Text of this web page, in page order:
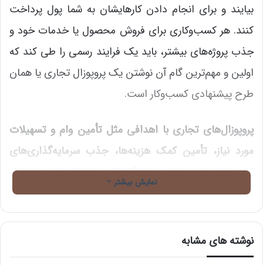
بیایند و برای انجام دادن کارهایشان به شما پول پرداخت
کنند. هر کسب‌وکاری برای فروش محصول یا خدمات خود و
جذب پروژه‌های بیشتر، باید یک فرایند رسمی را طی کند که
اولین و مهم‌ترین گام آن نوشتن یک پروپوزال تجاری یا همان
طرح پیشنهادی کسب‌وکار است.
پروپوزال‌های تجاری با اهدافی مثل تأمین وام و تسهیلات
مورد نیاز، تأمین کمک هزینه‌ها، جذب سرمایه‌گذاری‌های
مورد نیاز برای پیشرفت یا بزرگ‌تر کردن شرکت‌ها و همچنین
گرفتن پروژه‌های بیشتر از کارفرمایان مختلف انجام می‌شود.
پروپوزال تجاری موفق است که به شما کمک می‌کند
نمایش بیشتر
نوشته های مشابه